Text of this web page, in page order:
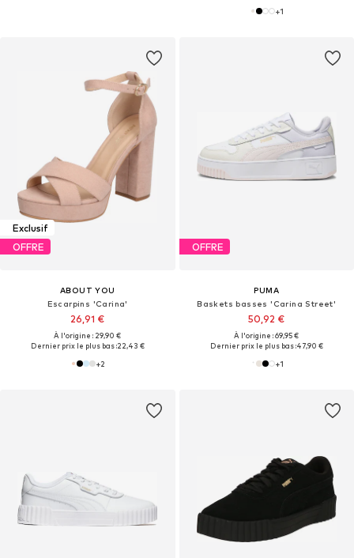
+1
Exclusif
OFFRE
ABOUT YOU
Escarpins 'Carina'
26,91 €
À l'origine : 29,90 €
Dernier prix le plus bas :22,43 €
+2
OFFRE
PUMA
Baskets basses 'Carina Street'
50,92 €
À l'origine : 69,95 €
Dernier prix le plus bas :47,90 €
+1